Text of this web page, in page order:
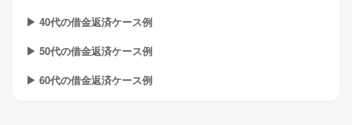
▶ 40代の借金返済ケース例
▶ 50代の借金返済ケース例
▶ 60代の借金返済ケース例